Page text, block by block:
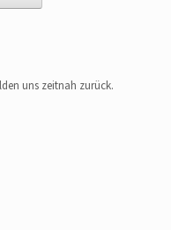
uns zeitnah zurück.